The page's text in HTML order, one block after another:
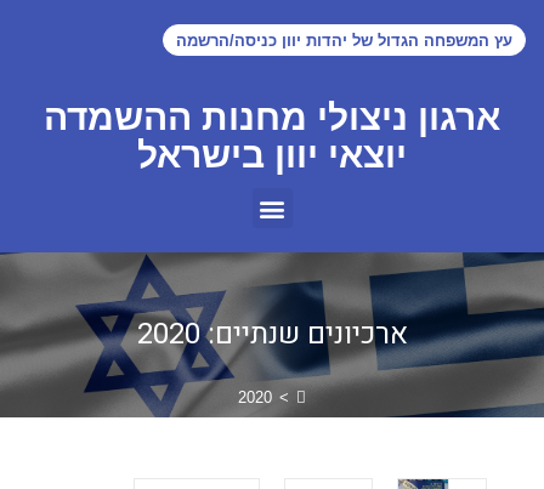
עץ המשפחה הגדול של יהדות יוון כניסה/הרשמה
ארגון ניצולי מחנות ההשמדה
יוצאי יוון בישראל
ארכיונים שנתיים: 2020
>
2020